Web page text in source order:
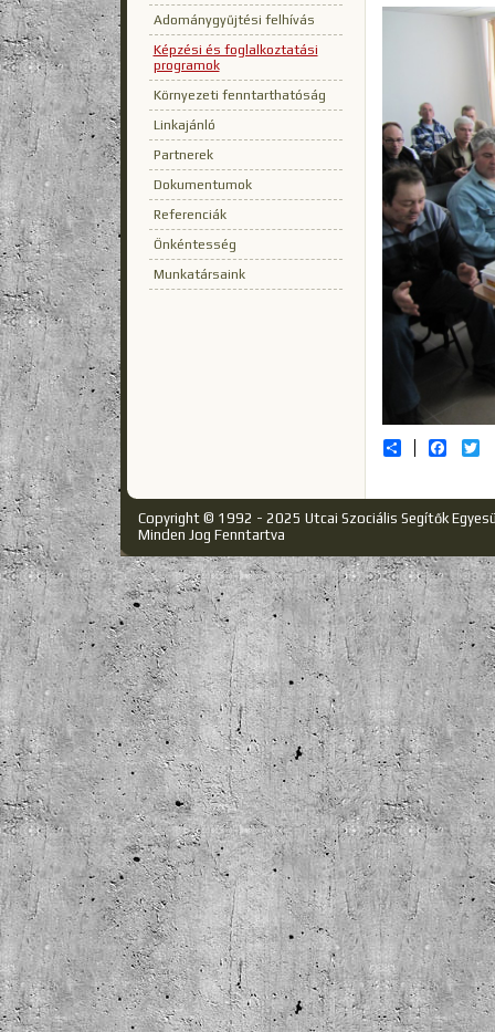
Adománygyűjtési felhívás
Képzési és foglalkoztatási
programok
Környezeti fenntarthatóság
Linkajánló
Partnerek
Dokumentumok
Referenciák
Önkéntesség
Munkatársaink
Share
Copyright © 1992 - 2025 Utcai Szociális Segítők
Minden Jog Fenntartva